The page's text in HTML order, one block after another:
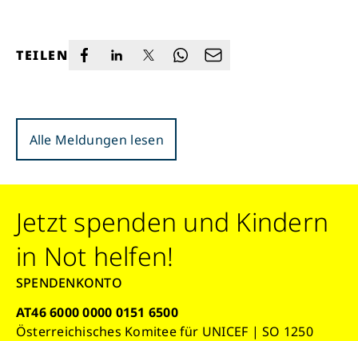
TEILEN
Alle Meldungen lesen
Jetzt spenden und Kindern
in Not helfen!
SPENDENKONTO
AT46 6000 0000 0151 6500
Österreichisches Komitee für UNICEF | SO 1250